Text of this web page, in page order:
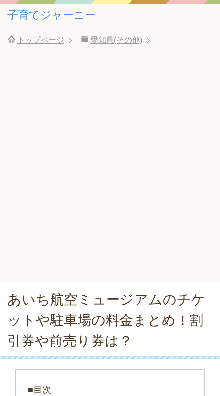
子育てジャーニー
トップページ 愛知県(その他)
あいち航空ミュージアムのチケ
ットや駐車場の料金まとめ！割
引券や前売り券は？
■目次